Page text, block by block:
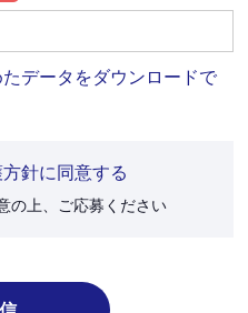
データをダウンロードで
針に同意する
の上、ご応募ください